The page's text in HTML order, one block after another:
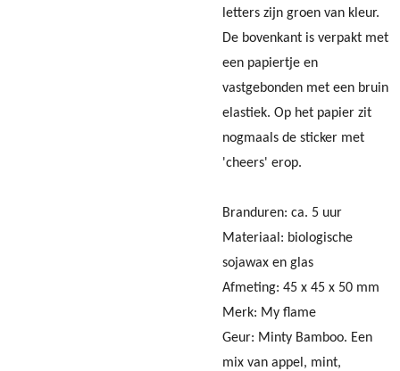
letters zijn groen van kleur.
De bovenkant is verpakt met
een papiertje en
vastgebonden met een bruin
elastiek. Op het papier zit
nogmaals de sticker met
'cheers' erop.
Branduren: ca. 5 uur
Materiaal: biologische
sojawax en glas
Afmeting: 45 x 45 x 50 mm
Merk: My flame
Geur: Minty Bamboo. Een
mix van appel, mint,